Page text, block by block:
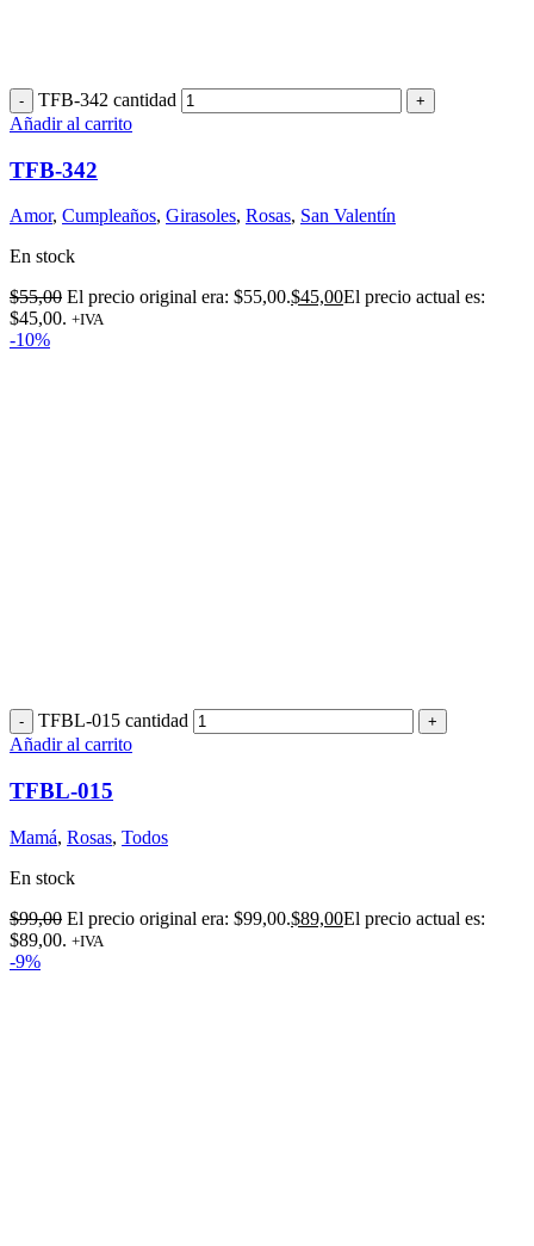
TFB-342 cantidad
Añadir al carrito
TFB-342
Amor, Cumpleaños, Girasoles, Rosas, San Valentín
En stock
$55,00 El precio original era: $55,00.$45,00El precio actual es:
$45,00. +IVA
-10%
TFBL-015 cantidad
Añadir al carrito
TFBL-015
Mamá, Rosas, Todos
En stock
$99,00 El precio original era: $99,00.$89,00El precio actual es:
$89,00. +IVA
-9%